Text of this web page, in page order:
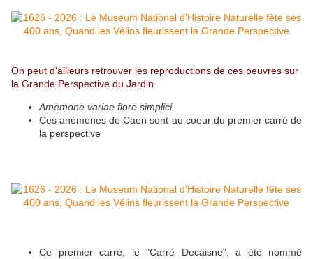
On peut d'ailleurs retrouver les reproductions de ces oeuvres sur
la Grande Perspective du Jardin
Amemone variae flore simplici
Ces anémones de Caen sont au coeur du premier carré de
la perspective
Ce premier carré, le "Carré Decaisne", a été nommé